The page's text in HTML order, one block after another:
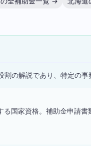
の解説であり、特定の
国家資格。補助金申請書